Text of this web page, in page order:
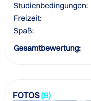
Studienbedingungen:
Freizeit:
Spaß:
Gesamtbewertung:
FOTOS(9)